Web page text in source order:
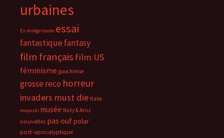
urbaines
En Ariège toute essai
fantastiquefantasy
film français film US
féminisme gauchimse
grosse reco horreur
invaders must die Italie
moyoshi musée Noty & Aroz
nouvelles pas oufpolar
post-apocalyptique